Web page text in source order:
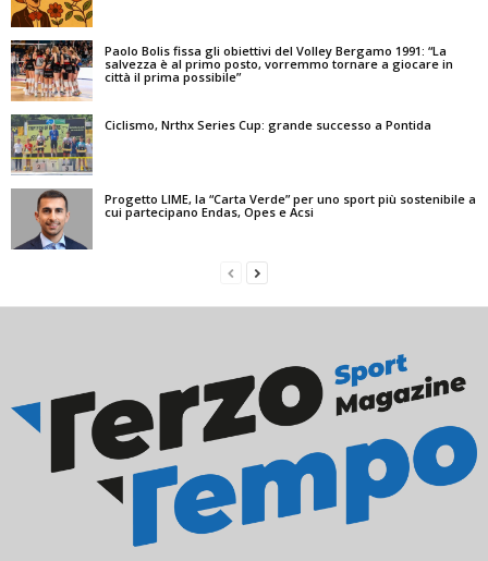
Paolo Bolis fissa gli obiettivi del Volley Bergamo 1991: “La
salvezza è al primo posto, vorremmo tornare a giocare in
città il prima possibile”
Ciclismo, Nrthx Series Cup: grande successo a Pontida
Progetto LIME, la “Carta Verde” per uno sport più sostenibile a
cui partecipano Endas, Opes e Acsi